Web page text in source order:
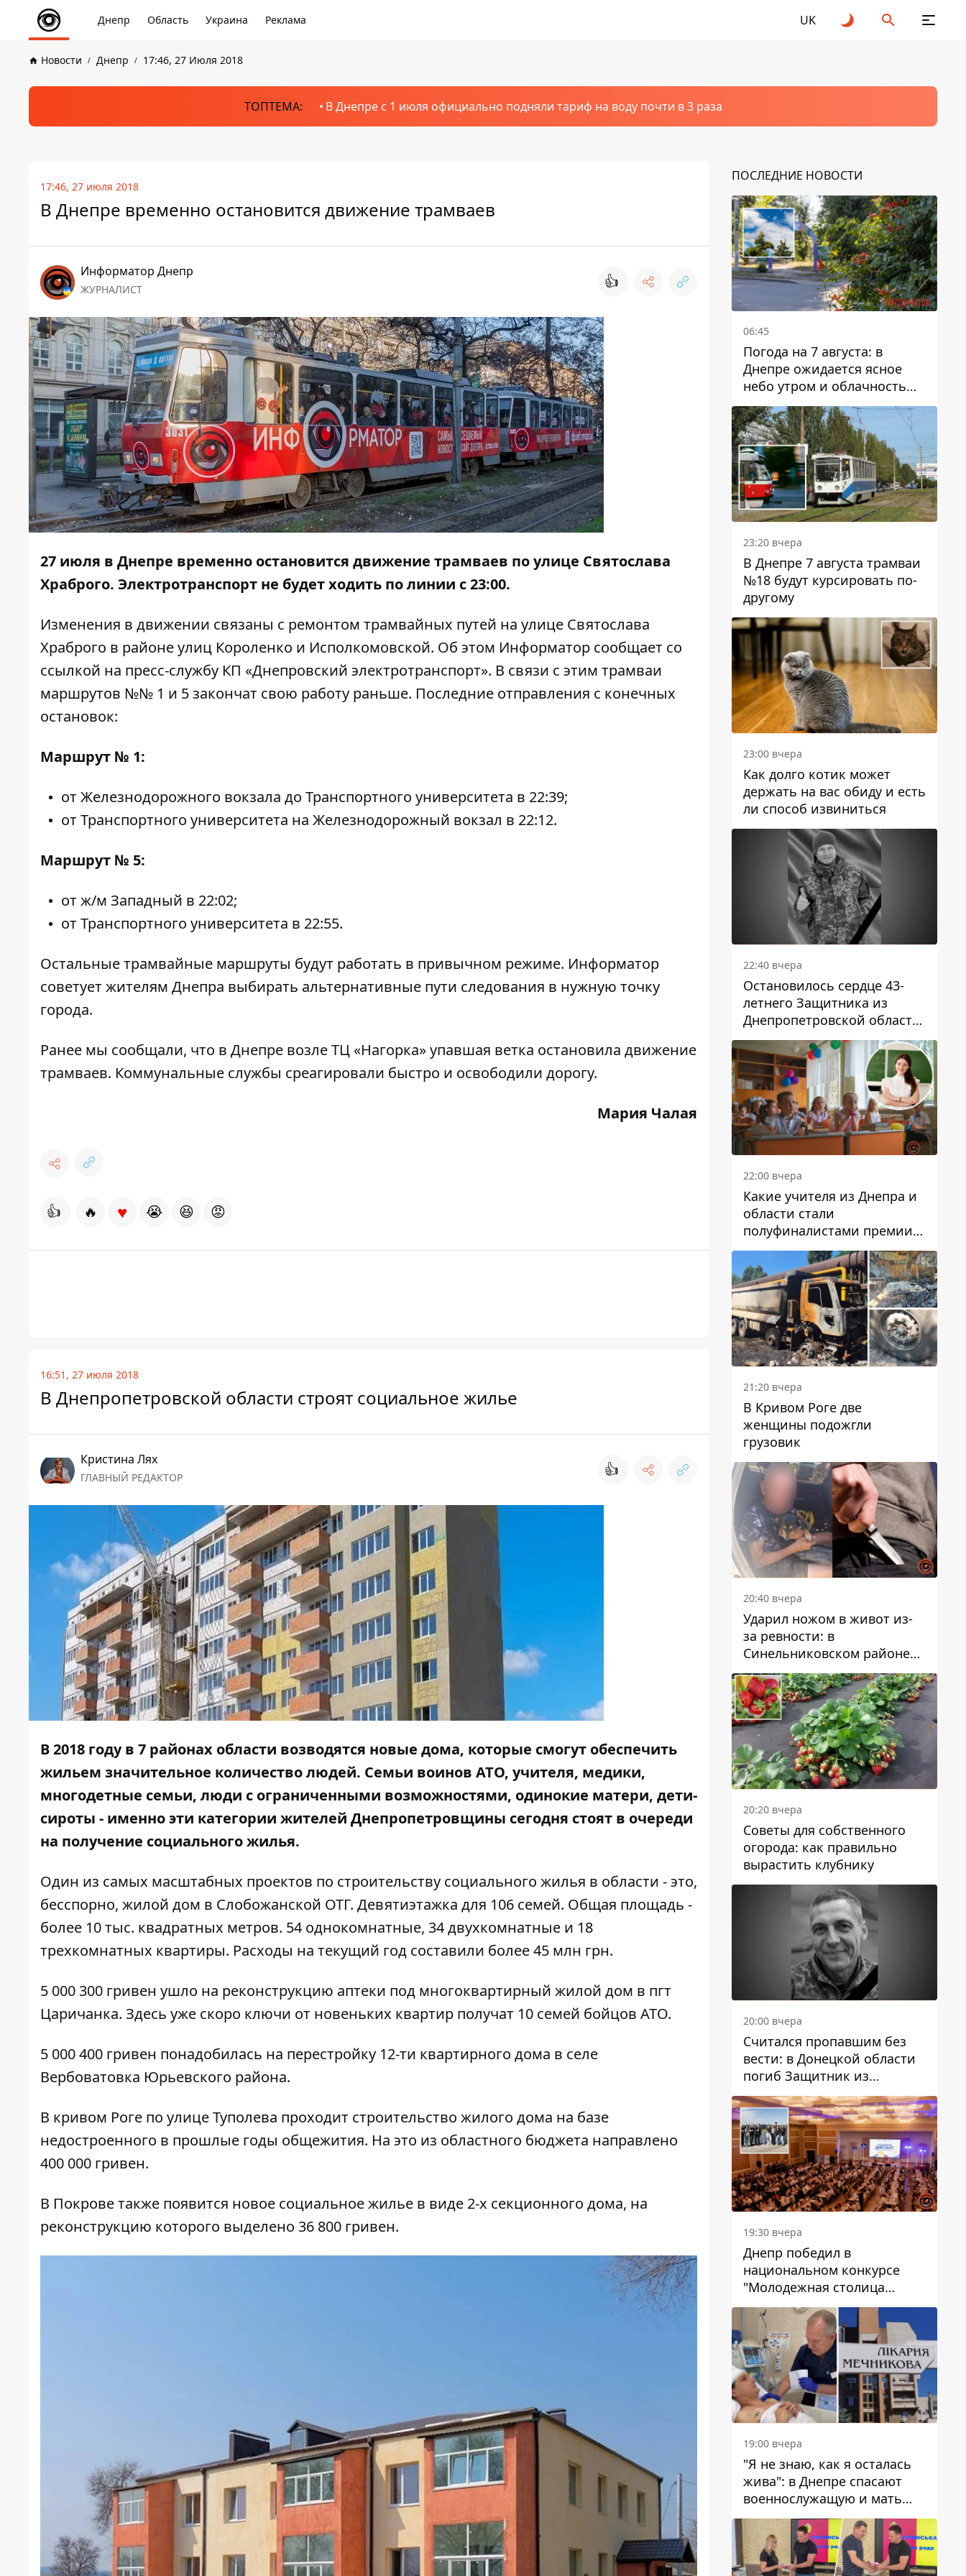
Днепр Область Украина Реклама UK
Новости Днепр 17:46, 27 Июля 2018
ТОПТЕМА: В Днепре с 1 июля официально подняли тариф на воду почти в 3 раза
17:46, 27 июля 2018
В Днепре временно остановится движение трамваев
Информатор Днепр
ЖУРНАЛИСТ 👍
27 июля в Днепре временно остановится движение трамваев по улице Святослава
Храброго. Электротранспорт не будет ходить по линии с 23:00.
Изменения в движении связаны с ремонтом трамвайных путей на улице Святослава
Храброго в районе улиц Короленко и Исполкомовской. Об этом Информатор сообщает со
ссылкой на пресс-службу КП «Днепровский электротранспорт». В связи с этим трамваи
маршрутов №№ 1 и 5 закончат свою работу раньше. Последние отправления с конечных
остановок:
Маршрут № 1:
от Железнодорожного вокзала до Транспортного университета в 22:39;
от Транспортного университета на Железнодорожный вокзал в 22:12.
Маршрут № 5:
от ж/м Западный в 22:02;
от Транспортного университета в 22:55.
Остальные трамвайные маршруты будут работать в привычном режиме. Информатор
советует жителям Днепра выбирать альтернативные пути следования в нужную точку
города.
Ранее мы сообщали, что в Днепре возле ТЦ «Нагорка» упавшая ветка остановила движение
трамваев. Коммунальные службы среагировали быстро и освободили дорогу.
Мария Чалая
👍 🔥 ♥ 😭 😆 😡
16:51, 27 июля 2018
В Днепропетровской области строят социальное жилье
Кристина Лях
ГЛАВНЫЙ РЕДАКТОР 👍
В 2018 году в 7 районах области возводятся новые дома, которые смогут обеспечить
жильем значительное количество людей. Семьи воинов АТО, учителя, медики,
многодетные семьи, люди с ограниченными возможностями, одинокие матери, дети-
сироты - именно эти категории жителей Днепропетровщины сегодня стоят в очереди
на получение социального жилья.
Один из самых масштабных проектов по строительству социального жилья в области - это,
бесспорно, жилой дом в Слобожанской ОТГ. Девятиэтажка для 106 семей. Общая площадь -
более 10 тыс. квадратных метров. 54 однокомнатные, 34 двухкомнатные и 18
трехкомнатных квартиры. Расходы на текущий год составили более 45 млн грн.
5 000 300 гривен ушло на реконструкцию аптеки под многоквартирный жилой дом в пгт
Царичанка. Здесь уже скоро ключи от новеньких квартир получат 10 семей бойцов АТО.
5 000 400 гривен понадобилась на перестройку 12-ти квартирного дома в селе
Вербоватовка Юрьевского района.
В кривом Роге по улице Туполева проходит строительство жилого дома на базе
недостроенного в прошлые годы общежития. На это из областного бюджета направлено
400 000 гривен.
В Покрове также появится новое социальное жилье в виде 2-х секционного дома, на
реконструкцию которого выделено 36 800 гривен.
ПОСЛЕДНИЕ НОВОСТИ
06:45
Погода на 7 августа: в
Днепре ожидается ясное
небо утром и облачность
после обеда
23:20 вчера
В Днепре 7 августа трамваи
№18 будут курсировать по-
другому
23:00 вчера
Как долго котик может
держать на вас обиду и есть
ли способ извиниться
22:40 вчера
Остановилось сердце 43-
летнего Защитника из
Днепропетровской области
Евгения Зинченко
22:00 вчера
Какие учителя из Днепра и
области стали
полуфиналистами премии
Global Teacher Prize Ukraine
2026
21:20 вчера
В Кривом Роге две
женщины подожгли
грузовик
20:40 вчера
Ударил ножом в живот из-
за ревности: в
Синельниковском районе
задержали 49-летнего
мужчину за убийство
20:20 вчера
Советы для собственного
огорода: как правильно
вырастить клубнику
20:00 вчера
Считался пропавшим без
вести: в Донецкой области
погиб Защитник из
Каменского Антон
Красовский
19:30 вчера
Днепр победил в
национальном конкурсе
"Молодежная столица
Украины – 2026"
19:00 вчера
"Я не знаю, как я осталась
жива": в Днепре спасают
военнослужащую и мать
четверых детей, которую
ранил КАБ